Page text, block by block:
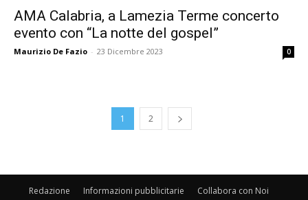
AMA Calabria, a Lamezia Terme concerto
evento con “La notte del gospel”
Maurizio De Fazio - 23 Dicembre 2023 0
1 2
Redazione Informazioni pubblicitarie
Collabora con Noi